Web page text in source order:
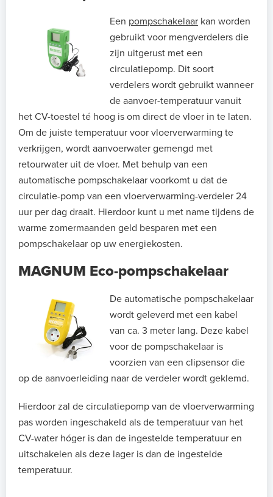
Een pompschakelaarkan worden
gebruikt voor mengverdelers die
zijn uitgerust met een
circulatiepomp. Dit soort
verdelers wordt gebruikt wanneer
de aanvoer-temperatuur vanuit
het CV-toestel té hoog is om direct de vloer in te laten.
Om de juiste temperatuur voor vloerverwarming te
verkrijgen, wordt aanvoerwater gemengd met
retourwater uit de vloer. Met behulp van een
automatische pompschakelaar voorkomt u dat de
circulatie-pomp van een vloerverwarming-verdeler 24
uur per dag draait. Hierdoor kunt u met name tijdens de
warme zomermaanden geld besparen met een
pompschakelaar op uw energiekosten.
MAGNUM Eco-pompschakelaar
De automatische pompschakelaar
wordt geleverd met een kabel
van ca. 3 meter lang. Deze kabel
voor de pompschakelaar is
voorzien van een clipsensor die
op de aanvoerleiding naar de verdeler wordt geklemd.
Hierdoor zal de circulatiepomp van de vloerverwarming
pas worden ingeschakeld als de temperatuur van het
CV-water hóger is dan de ingestelde temperatuur en
uitschakelen als deze lager is dan de ingestelde
temperatuur.